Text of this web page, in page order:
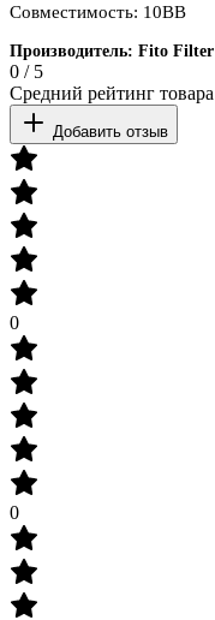
Совместимость: 10BB
Производитель: Fito Filter
0 / 5
Средний рейтинг товара
Добавить отзыв
0
0